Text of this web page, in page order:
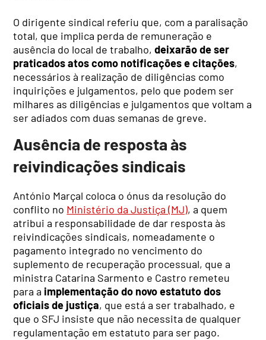
O dirigente sindical referiu que, com a paralisação
total, que implica perda de remuneração e
ausência do local de trabalho,deixarão de ser
praticados atos como notificações e citações,
necessários à realização de diligências como
inquirições e julgamentos, pelo que podem ser
milhares as diligências e julgamentos que voltam a
ser adiados com duas semanas de greve.
Ausência de resposta às
reivindicações sindicais
António Marçal coloca o ónus da resolução do
conflito no Ministério da Justiça (MJ), a quem
atribui a responsabilidade de dar resposta às
reivindicações sindicais, nomeadamente o
pagamento integrado no vencimento do
suplemento de recuperação processual, que a
ministra Catarina Sarmento e Castro remeteu
para a implementação do novo estatuto dos
oficiais de justiça, que está a ser trabalhado, e
que o SFJ insiste que não necessita de qualquer
regulamentação em estatuto para ser pago.